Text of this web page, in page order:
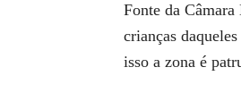
Fonte da
crianças
isso a zona é